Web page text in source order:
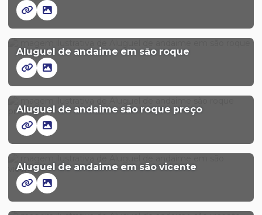
Aluguel de andaime em são roque
Aluguel de andaime são roque preço
Aluguel de andaime em são vicente